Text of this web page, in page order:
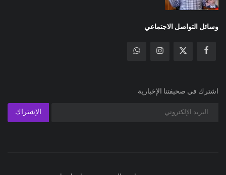
وسائل التواصل الاجتماعي
اشترك في صحيفتنا الإخبارية
الإشتراك